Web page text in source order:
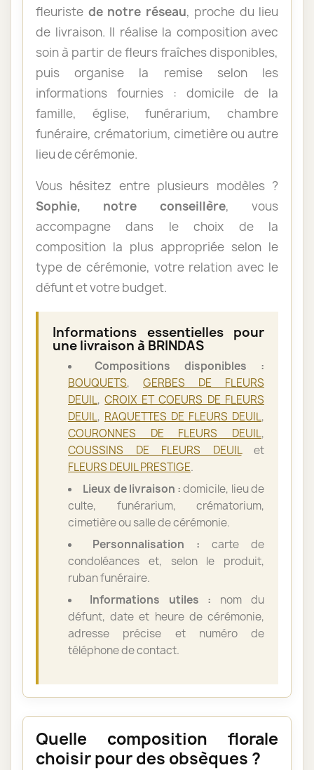
fleuriste de notre réseau, proche du lieu
de livraison. Il réalise la composition avec
soin à partir de fleurs fraîches disponibles,
puis organise la remise selon les
informations fournies : domicile de la
famille, église, funérarium, chambre
funéraire, crématorium, cimetière ou autre
lieu de cérémonie.
Vous hésitez entre plusieurs modèles ?
Sophie, notre conseillère, vous
accompagne dans le choix de la
composition la plus appropriée selon le
type de cérémonie, votre relation avec le
défunt et votre budget.
Informations essentielles pour
une livraison à BRINDAS
Compositions disponibles :
BOUQUETS, GERBES DE FLEURS
DEUIL,CROIX ET COEURS DE FLEURS
DEUIL, RAQUETTES DE FLEURS DEUIL,
COURONNES DE FLEURS DEUIL,
COUSSINS DE FLEURS DEUILet
FLEURS DEUIL PRESTIGE.
Lieux de livraison :domicile, lieu de
culte, funérarium, crématorium,
cimetière ou salle de cérémonie.
Personnalisation : carte de
condoléances et, selon le produit,
ruban funéraire.
Informations utiles : nom du
défunt, date et heure de cérémonie,
adresse précise et numéro de
téléphone de contact.
Quelle composition florale
choisir pour des obsèques ?